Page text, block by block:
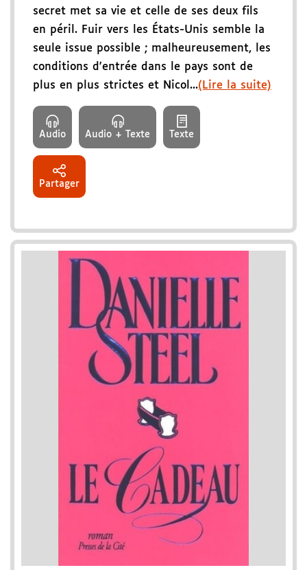
secret met sa vie et celle de ses deux fils
en péril. Fuir vers les États-Unis semble la
seule issue possible ; malheureusement, les
conditions d'entrée dans le pays sont de
plus en plus strictes et Nicol...(Lire la suite)
Audio Audio + Texte Texte
Partager